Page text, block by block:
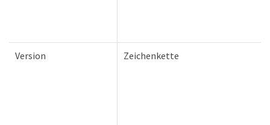
Version Zeichenkette